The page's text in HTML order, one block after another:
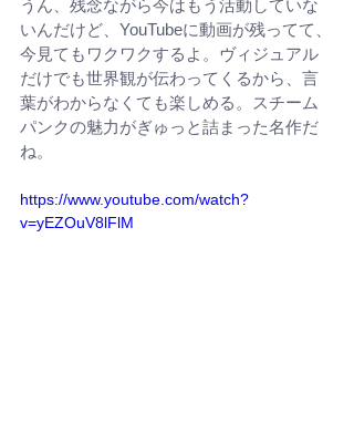
うん、残念ながら今はもう活動していな
いんだけど、YouTubeに動画が残ってて、
今見てもワクワクするよ。ヴィジュアル
だけでも世界観が伝わってくるから、言
葉がわからなくても楽しめる。スチーム
パンクの魅力がぎゅっと詰まった名作だ
ね。
https://www.youtube.com/watch?
v=yEZOuV8lFlM